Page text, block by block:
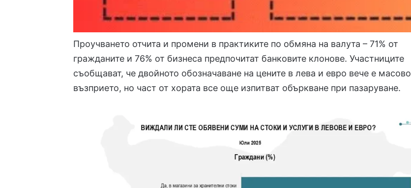
Проучването отчита и промени в практиките по обмяна на валута – 71% от
гражданите и 76% от бизнеса предпочитат банковите клонове. Участниците
съобщават, че двойното обозначаване на цените в лева и евро вече е масово
възприето, но част от хората все още изпитват объркване при пазаруване.